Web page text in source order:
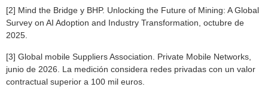
[2] Mind the Bridge y BHP. Unlocking the Future of Mining: A Global
Survey on AI Adoption and Industry Transformation, octubre de
2025.
[3] Global mobile Suppliers Association. Private Mobile Networks,
junio de 2026. La medición considera redes privadas con un valor
contractual superior a 100 mil euros.